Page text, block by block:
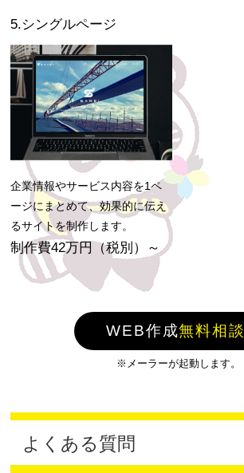
5.シングルページ
企業情報やサービス内容を1ペ
ージにまとめて、効果的に伝え
るサイトを制作します。
制作費42万円（税別）～
WEB作成無料相談
※メーラーが起動します。
よくある質問